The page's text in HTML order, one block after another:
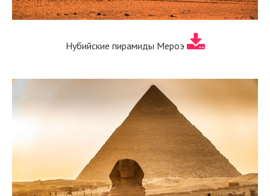
Нубийские пирамиды Мероэ